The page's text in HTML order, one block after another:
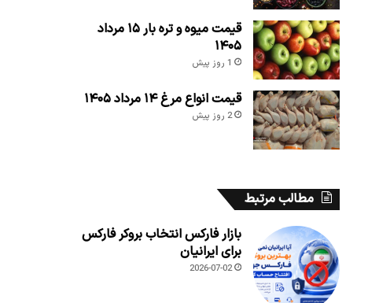
قیمت میوه و تره بار ۱۵ مرداد
۱۴۰۵
1 روز پیش
قیمت انواع مرغ ۱۴ مرداد ۱۴۰۵
2 روز پیش
مطالب مرتبط
بازار فارکس انتخاب بروکر فارکس
برای ایرانیان
2026-07-02